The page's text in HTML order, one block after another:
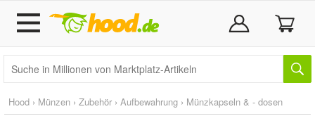
Hood › Münzen › Zubehör › Aufbewahrung › Münzkapseln & - dosen